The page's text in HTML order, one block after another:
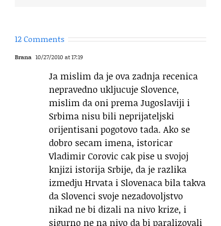
12 Comments
Brana 10/27/2010 at 17:19
Ja mislim da je ova zadnja recenica
nepravedno ukljucuje Slovence,
mislim da oni prema Jugoslaviji i
Srbima nisu bili neprijateljski
orijentisani pogotovo tada. Ako se
dobro secam imena, istoricar
Vladimir Corovic cak pise u svojoj
knjizi istorija Srbije, da je razlika
izmedju Hrvata i Slovenaca bila takva
da Slovenci svoje nezadovoljstvo
nikad ne bi dizali na nivo krize, i
sigurno ne na nivo da bi paralizovali